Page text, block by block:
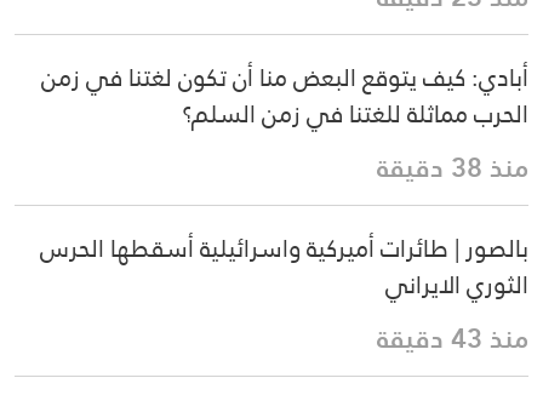
أبادي: كيف يتوقع البعض منا أن تكون لغتنا في زمن
الحرب مماثلة للغتنا في زمن السلم؟
منذ 38 دقيقة
بالصور | طائرات أميركية واسرائيلية أسقطها الحرس
الثوري الايراني
منذ 43 دقيقة